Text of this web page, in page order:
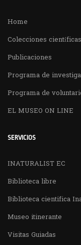
Home
Colecciones científicas
Publicaciones
Programa de
Programa de
EL MUSEO ON LINE
SERVICIOS
INATURALIST EC
Biblioteca libre
Biblioteca cientifica
Museo itinerante
Visitas Guiadas